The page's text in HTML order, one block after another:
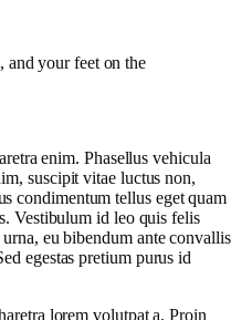
and your feet on the
enim. Phasellus vehicula
suscipit vitae luctus non,
condimentum tellus eget quam
Vestibulum id leo quis felis
eu bibendum ante convallis
egestas pretium purus id
lorem volutpat a. Proin